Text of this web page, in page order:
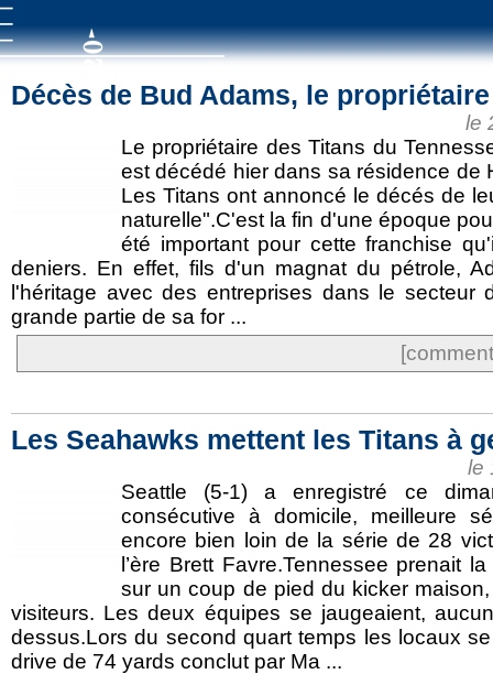
Décès de Bud Adams, le
le
Le propriétaire des Titans du
est décédé hier dans sa résidence de
Les Titans ont annoncé le décés de
naturelle".C'est la fin d'une époque
été important pour cette franchise
deniers. En effet, fils d'un magnat du pétrole,
l'héritage avec des entreprises dans le secteur
grande partie de sa for ...
Les Seahawks mettent les Titans à
le
Seattle (5-1) a enregistré ce
consécutive à domicile, meilleure
encore bien loin de la série de 28
l’ère Brett Favre.Tennessee prenait
sur un coup de pied du kicker
visiteurs. Les deux équipes se jaugeaient,
dessus.Lors du second quart temps les locaux
drive de 74 yards conclut par Ma ...